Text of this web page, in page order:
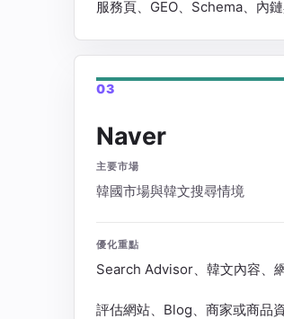
服務頁、GEO、Schema、內
03
Naver
主要市場
韓國市場與韓文搜尋情境
優化重點
Search Advisor、韓文內容、
評估網站、Blog、商家或商品